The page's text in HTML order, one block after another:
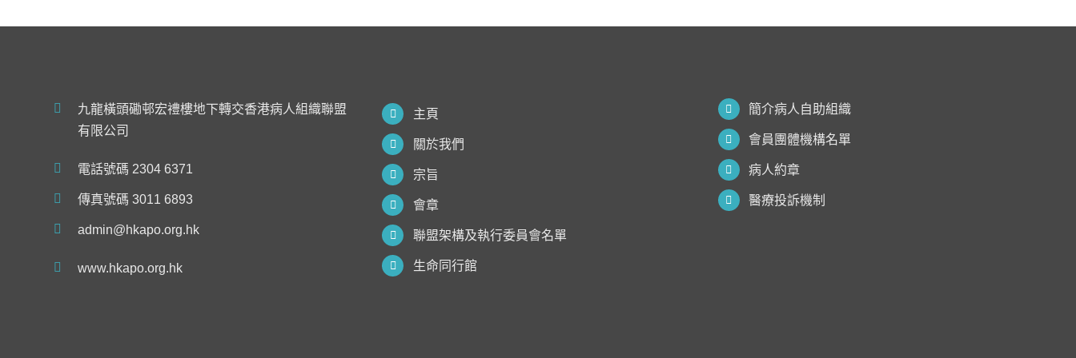
九龍橫頭磡邨宏禮樓地下轉交香港病人組織聯盟
有限公司
電話號碼 2304 6371
傳真號碼 3011 6893
admin@hkapo.org.hk
www.hkapo.org.hk
主頁
關於我們
宗旨
會章
聯盟架構及執行委員會名單
生命同行館
簡介病人自助組織
會員團體機構名單
病人約章
醫療投訴機制